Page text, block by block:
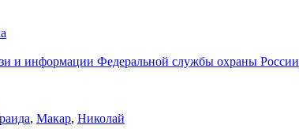
и информации Федеральной службы охраны России
, Макар, Николай